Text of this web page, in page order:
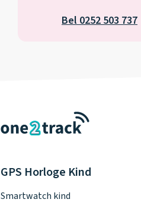
Bel 0252 503 737
GPS Horloge Kind
Smartwatch kind